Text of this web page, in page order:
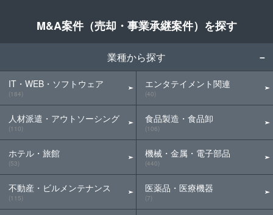
M&A案件（売却・事業承継案件）を探す
業種から探す
IT・WEB・ソフトウェア
(184)
人材派遣・アウトソーシング
(110)
ホテル・旅館
(53)
不動産・ビルメンテナンス
(115)
エンタテイメント関連
(40)
食品製造・食品卸
(106)
機械・金属・電子部品
(440)
医薬品・医療機器
(7)